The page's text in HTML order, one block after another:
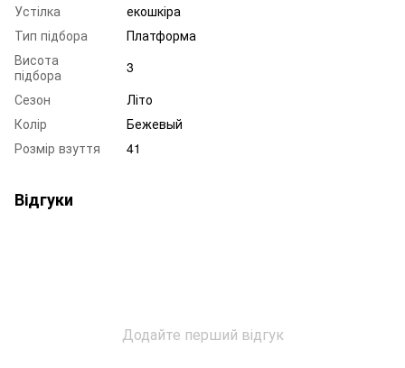
Устілка
екошкіра
Тип підбора
Платформа
Висота
підбора
3
Сезон
Літо
Колір
Бежевый
Розмір взуття
41
Відгуки
Додайте перший відгук